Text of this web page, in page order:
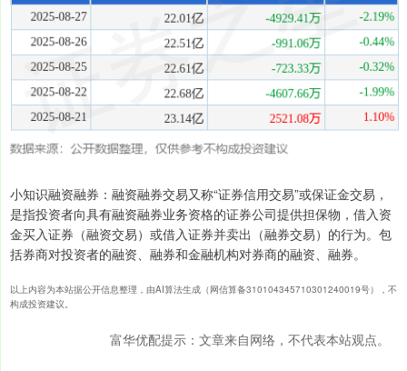
小知识融资融券：融资融券交易又称“证券信用交易”或保证金交易，
是指投资者向具有融资融券业务资格的证券公司提供担保物，借入资
金买入证券（融资交易）或借入证券并卖出（融券交易）的行为。包
括券商对投资者的融资、融券和金融机构对券商的融资、融券。
以上内容为本站据公开信息整理，由AI算法生成（网信算备310104345710301240019号），不
构成投资建议。
富华优配提示：文章来自网络，不代表本站观点。